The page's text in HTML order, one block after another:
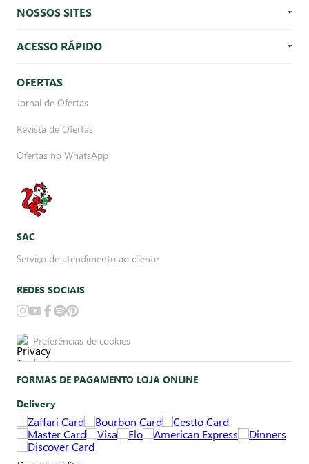
NOSSOS SITES
ACESSO RÁPIDO
OFERTAS
Jornal de Ofertas
Revista de Ofertas
Ofertas no WhatsApp
SAC
Serviço de atendimento ao cliente
REDES SOCIAIS
Preferências de cookies
FORMAS DE PAGAMENTO LOJA ONLINE
Delivery